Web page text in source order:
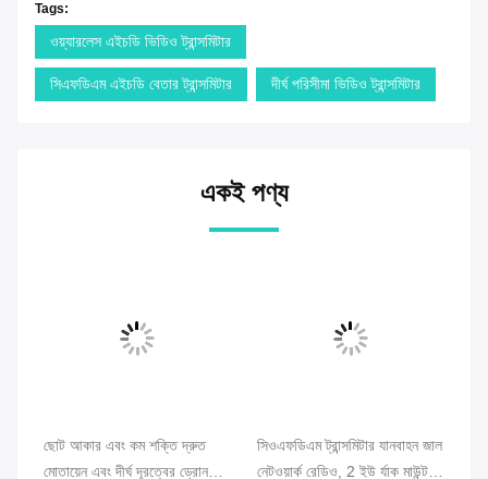
Tags:
ওয়্যারলেস এইচডি ভিডিও ট্রান্সমিটার
সিএফডিএম এইচডি বেতার ট্রান্সমিটার দীর্ঘ পরিসীমা ভিডিও ট্রান্সমিটার
একই পণ্য
ছোট আকার এবং কম শক্তি দ্রুত
মোতায়েন এবং দীর্ঘ দূরত্বের ড্রোন
সিওএফডিএম ট্রান্সমিটার যানবাহন জাল
নেটওয়ার্ক রেডিও, 2 ইউ র্যাক মাউন্ট,